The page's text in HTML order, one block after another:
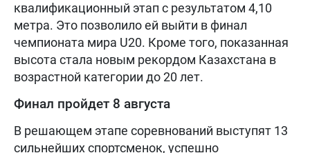
квалификационный этап с результатом 4,10
метра. Это позволило ей выйти в финал
чемпионата мира U20. Кроме того, показанная
высота стала новым рекордом Казахстана в
возрастной категории до 20 лет.
Финал пройдет 8 августа
В решающем этапе соревнований выступят 13
сильнейших спортсменок, успешно